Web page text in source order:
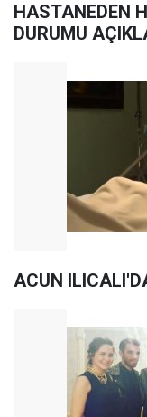
HASTANEDEN
DURUMU
ACUN